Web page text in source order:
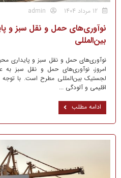
admin
نوآوری‌های حمل و نقل سبز و
بین‌المللی
نوآوری‌های حمل و نقل سبز و پایداری
امروز، نوآوری‌های حمل و نقل سبز
لجستیک بین‌المللی مطرح است. با توجه
اقلیمی و آلودگی ...
ادامه مطلب